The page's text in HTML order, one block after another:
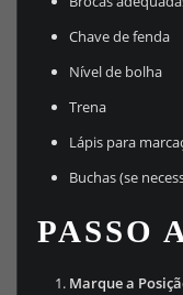
Chave de fenda
Nível de bolha
Trena
Lápis para
Buchas (se
PASSO
Marque a